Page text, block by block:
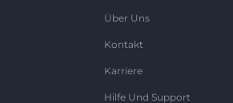
Über Uns
Kontakt
Karriere
Hilfe Und Support